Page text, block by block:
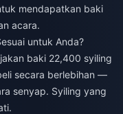
mendapatkan baki
acara.
untuk Anda?
baki 22,400 syiling
secara berlebihan —
senyap. Syiling yang